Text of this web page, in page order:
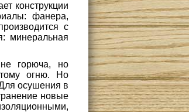
конструкции
фанера,
с
минеральная
горюча, но
огню. Но
осушения в
новые